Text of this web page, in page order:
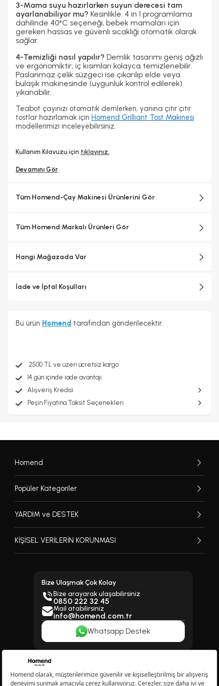
3-Mama suyu hazırlarken suyun derecesi tam
ayarlanabiliyor mu? Kesinlikle. 4 in 1 programlama
dahilinde 40°C seçeneği, bebek mamaları için
gereken hassas ve güvenli sıcaklığı otomatik olarak
sağlar.
4-Temizliği nasıl yapılır? Demlik tasarımı geniş ağızlı
ve ergonomiktir; iç kısımları kolayca temizlenebilir.
Paslanmaz çelik süzgeci ise çıkarılıp elde veya
bulaşık makinesinde (uygunluk kontrol edilerek)
yıkanabilir.
Teabot çayınızı otomatik demlerken, yanına çıtır çıtır
tostlar hazırlamak için Homend Grilliant Tost Makinesi
modellerimizi inceleyebilirsiniz.
Kullanım Kılavuzu için tıklayınız.
Devamını Gör
Tüm Homend-Çay Makinesi Ürünlerini Gör
Tüm Homend Markalı Ürünleri Gör
Hangi Mağazada Var
İade ve İptal Koşulları
Bu ürün Homend tarafından gönderilecektir.
2500 TL ve üzeri ücretsiz kargo
14 gün içinde iade avantajı
Alışveriş Kredisi
Peşin Fiyatına Taksit Seçenekleri
Homend
Popüler Kategoriler
YARDIM ve DESTEK
KİŞİSEL VERİLERİN KORUNMASI
Bize Ulaşmak Çok Kolay
Bize arayarak ulaşabilirsiniz
0850 222 32 45
Mail atabilirsiniz
info@homend.com.tr
Whatsapp Destek
Bizi Takip Edin